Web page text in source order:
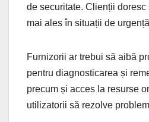
de securitate. Clienții
mai ales în situații de
Furnizorii ar trebui să aibă
pentru diagnosticarea și
precum și acces la resurse
utilizatorii să rezolve